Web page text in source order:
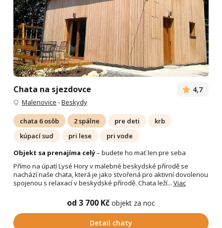
Chata na sjezdovce 4,7
Malenovice -Beskydy
chata 6 osôb 2 spálne pre deti
krb
kúpací sud
pri lese
pri vode
Objekt sa prenajíma celý– budete ho mať len pre seba
Přímo na úpatí Lysé Hory v malebné beskydské přírodě se
nachází naše chata, která je jako stvořená pro aktivní dovolenou
spojenou s relaxací v beskydské přírodě. Chata leží... Viac
od 3 700 Kč objekt za noc
Detail chaty